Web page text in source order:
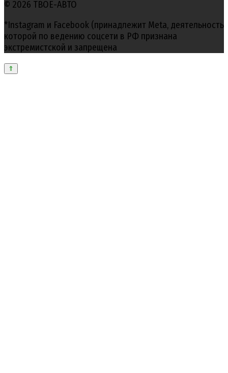
© 2026 ТВОЕ-АВТО
*Instagram и Facebook (принадлежит Meta, деятельность
которой по ведению соцсети в РФ признана
экстремистской и запрещена